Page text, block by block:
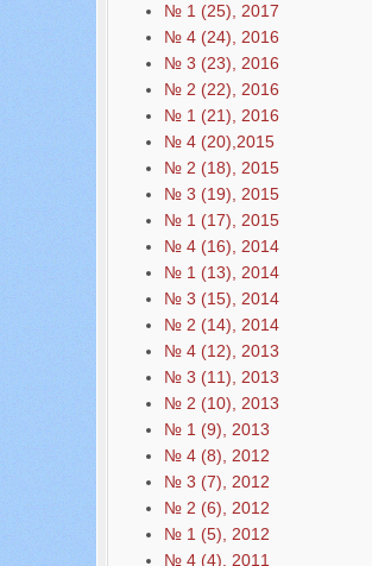
№ 1 (25), 2017
№ 4 (24), 2016
№ 3 (23), 2016
№ 2 (22), 2016
№ 1 (21), 2016
№ 4 (20),2015
№ 2 (18), 2015
№ 3 (19), 2015
№ 1 (17), 2015
№ 4 (16), 2014
№ 1 (13), 2014
№ 3 (15), 2014
№ 2 (14), 2014
№ 4 (12), 2013
№ 3 (11), 2013
№ 2 (10), 2013
№ 1 (9), 2013
№ 4 (8), 2012
№ 3 (7), 2012
№ 2 (6), 2012
№ 1 (5), 2012
№ 4 (4), 2011